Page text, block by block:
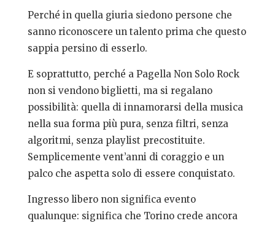
Perché in quella giuria siedono persone che
sanno riconoscere un talento prima che questo
sappia persino di esserlo.
E soprattutto, perché a Pagella Non Solo Rock
non si vendono biglietti, ma si regalano
possibilità: quella di innamorarsi della musica
nella sua forma più pura, senza filtri, senza
algoritmi, senza playlist precostituite.
Semplicemente vent’anni di coraggio e un
palco che aspetta solo di essere conquistato.
Ingresso libero non significa evento
qualunque: significa che Torino crede ancora